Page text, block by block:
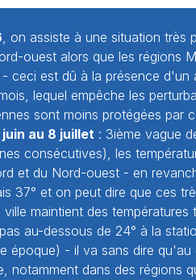
, on assiste à une situation très
ouest alors que les régions
ceci est dû à la présence
lequel empêche les
sont moins protégées
juin au 8 juillet : 3ième vague
consécutives), les
et du Nord-ouest - en
37° et on peut dire que ces
maintient des
au-dessous de 24° à la
époque) - il va sans dire
notamment dans des régions